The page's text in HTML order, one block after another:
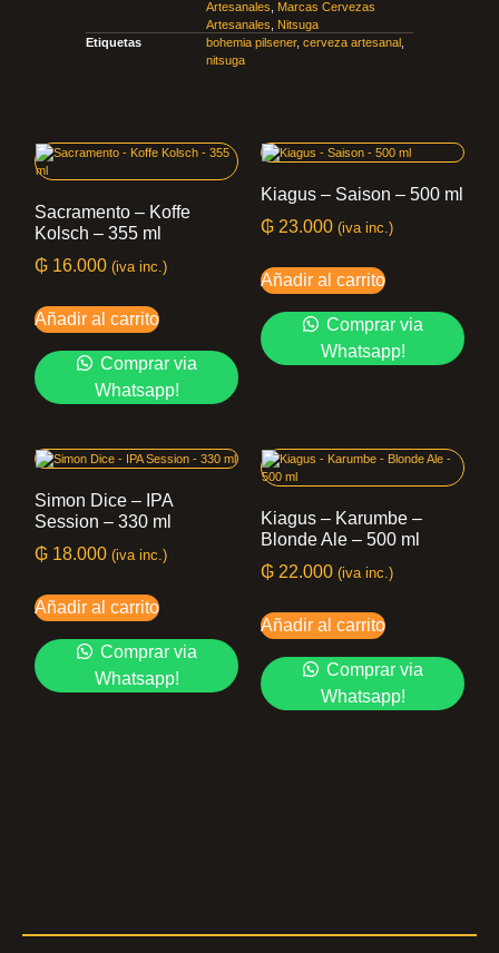
Artesanales
Marcas Cervezas
Artesanales
Nitsuga
Etiquetas
bohemia pilsener, cerveza artesanal
nitsuga
Sacramento – Koffe
Kolsch – 355 ml
₲ 16.000 (iva inc.)
Añadir al carrito
Comprar via
Whatsapp!
Kiagus – Saison – 500 ml
₲ 23.000 (iva inc.)
Añadir al carrito
Comprar via
Whatsapp!
Simon Dice – IPA
Session – 330 ml
₲ 18.000 (iva inc.)
Añadir al carrito
Comprar via
Whatsapp!
Kiagus – Karumbe –
Blonde Ale – 500 ml
₲ 22.000 (iva inc.)
Añadir al carrito
Comprar via
Whatsapp!